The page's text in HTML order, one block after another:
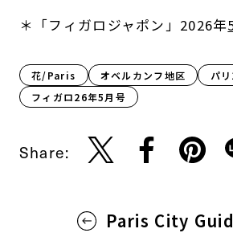
＊「フィガロジャポン」2026年
花/Paris オベルカンフ地区 パ
フィガロ26年5月号
Share:
Paris City